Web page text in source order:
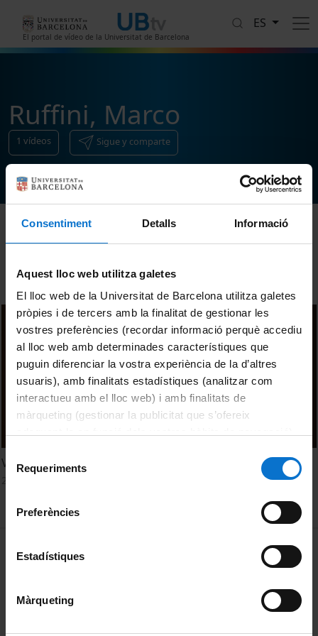
Consentiment Detalls Informació
Aquest lloc web utilitza galetes
El lloc web de la Universitat de Barcelona utilitza galetes
pròpies i de tercers amb la finalitat de gestionar les
vostres preferències (recordar informació perquè accediu
al lloc web amb determinades característiques que
puguin diferenciar la vostra experiència de la d’altres
usuaris), amb finalitats estadístiques (analitzar com
interactueu amb el lloc web) i amb finalitats de
màrqueting (gestionar la publicitat que s’ofereix
consultar laPolítica de galetes del lloc web de la
de Requeriments
Preferències
Estadístiques
Màrqueting
El portal de vídeo de la Universitat de Barcelona
ES
Ruffini, Marco
1 vídeos Sigue y comparte
Ordenar
Vasari autore e la questione della lingua
MENÚ PEU 1
Política de Cookies
Privacidad y términos